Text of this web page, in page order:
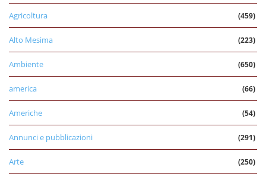
Agricoltura (459)
Alto Mesima (223)
Ambiente (650)
america (66)
Americhe (54)
Annunci e pubblicazioni (291)
Arte (250)